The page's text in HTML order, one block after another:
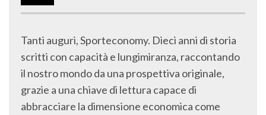
Tanti auguri, Sporteconomy. Dieci anni di storia
scritti con capacità e lungimiranza, raccontando
il nostro mondo da una prospettiva originale,
grazie a una chiave di lettura capace di
abbracciare la dimensione economica come